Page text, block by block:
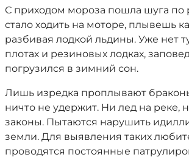
С приходом мороза пошла шуга по
стало ходить на моторе, плывешь
разбивая лодкой льдины. Уже нет
плотах и резиновых лодках,
погрузился в зимний сон.
Лишь изредка проплывают
ничто не удержит. Ни лед на реке,
законы. Пытаются нарушить
земли. Для выявления таких
проводятся постоянные